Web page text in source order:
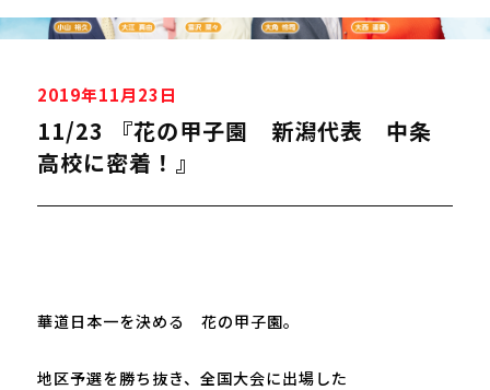
2019年11月23日
11/23 『花の甲子園 新潟代表 中条
高校に密着！』
華道日本一を決める　花の甲子園。
地区予選を勝ち抜き、全国大会に出場した